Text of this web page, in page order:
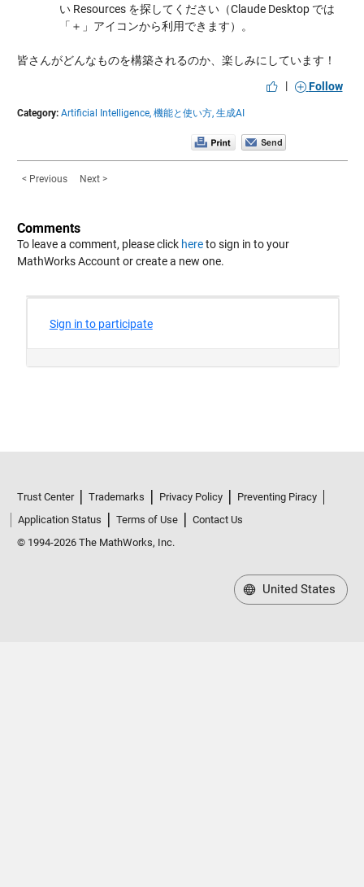
い Resources を探してください（Claude Desktop では
「＋」アイコンから利用できます）。
皆さんがどんなものを構築されるのか、楽しみにしています！
|
Follow
Category: Artificial Intelligence, 機能と使い方, 生成AI
< Previous Next >
Comments
To leave a comment, please click hereto sign in to your
MathWorks Account or create a new one.
Trust Center Trademarks Privacy Policy
Preventing Piracy
Application Status
Terms of Use
Contact Us
© 1994-2026 The MathWorks, Inc.
United States